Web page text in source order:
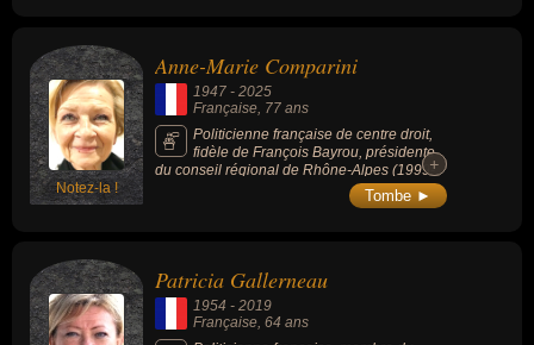
gouvernement sous les présidences de
Jacques Chirac et de Nicolas Sarkozy.
Notez-la !
Anne-Marie Comparini
1947 - 2025
Française , 77 ans
Politicienne française de centre droit,
fidèle de François Bayrou, présidente
du conseil régional de Rhône-Alpes (1999-
2004) et députée du Rhône (2002-2007).
+
+
Tombe ►
Patricia Gallerneau
1954 - 2019
Française, 64 ans